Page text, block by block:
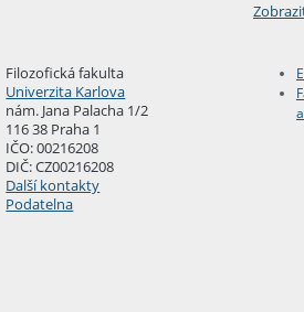
Filozofická fakulta
Univerzita Karlova
nám. Jana Palacha 1/2
116 38 Praha 1
IČO: 00216208
DIČ: CZ00216208
Další kontakty
Podatelna